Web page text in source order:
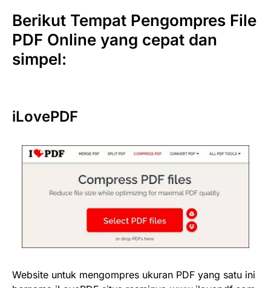
Berikut Tempat Pengompres File
PDF Online yang cepat dan
simpel:
iLovePDF
Website untuk mengompres ukuran PDF yang satu ini